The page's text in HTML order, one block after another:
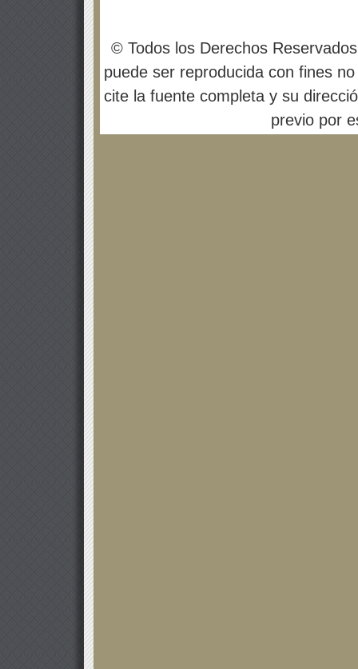
© Todos los Derechos
puede ser reproducida con fines
cite la fuente completa y su
previo por